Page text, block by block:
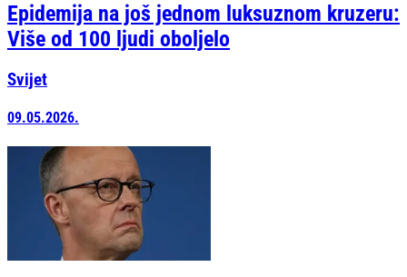
Epidemija na još jednom luksuznom kruzeru:
Više od 100 ljudi oboljelo
Svijet
09.05.2026.